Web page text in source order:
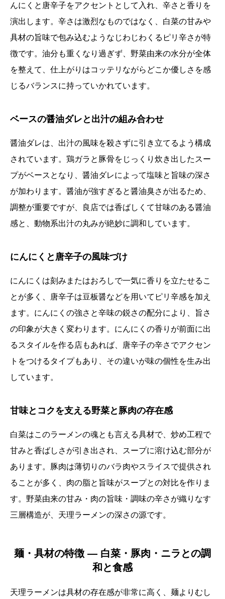
んにくと唐辛子をアクセントとして入れ、辛さと香りを
演出します。辛さは激烈なものではなく、白菜の甘みや
具材の旨味で包み込むようなじわじわくるピリ辛さが特
徴です。油分も重くなり過ぎず、野菜由来の水分が全体
を整えて、仕上がりはコッテリながらどこか優しさを感
じるバランスに持っていかれています。
ベースの醤油ダレと出汁の組み合わせ
醤油ダレは、出汁の風味を殺さずに引き立てるよう構成
されています。鶏ガラと豚骨をじっくり炊き出したスー
プがベースとなり、醤油ダレによって塩味と旨味の深さ
が加わります。醤油が強すぎると醤油臭さが出るため、
調整が重要ですが、良店では香ばしくて甘味のある醤油
感と、動物系出汁の丸みが絶妙に調和しています。
にんにくと唐辛子の風味づけ
にんにくは刻みまたはおろしで一気に香りを立たせるこ
とが多く、唐辛子は豆板醤などを用いてピリ辛感を加え
ます。にんにくの強さと辛味の鋭さの配分により、旨さ
の印象が大きく変わります。にんにくの香りが前面に出
るスタイルを作る店もあれば、唐辛子の辛さでアクセン
トをつけるタイプもあり、その違いが味の個性を生み出
しています。
甘味とコクを支える野菜と豚肉の存在感
白菜はこのラーメンの魂とも言える具材で、炒め工程で
甘みと香ばしさが引き出され、スープに溶け込む部分が
あります。豚肉は薄切りのバラ肉やスライスで提供され
ることが多く、肉の脂と旨味がスープとの対比を作りま
す。野菜由来の甘み・肉の旨味・調味の辛さが織りなす
三層構造が、天理ラーメンの深さの源です。
麺・具材の特徴 ― 白菜・豚肉・ニラとの調
和と食感
天理ラーメンは具材の存在感が非常に高く、麺よりむし